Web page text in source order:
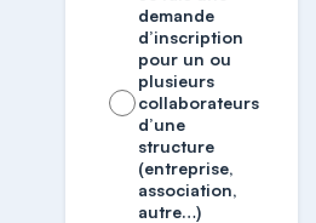
demande
d’inscription
pour un ou
plusieurs
collaborateurs
d’une
structure
(entreprise,
association,
autre…)